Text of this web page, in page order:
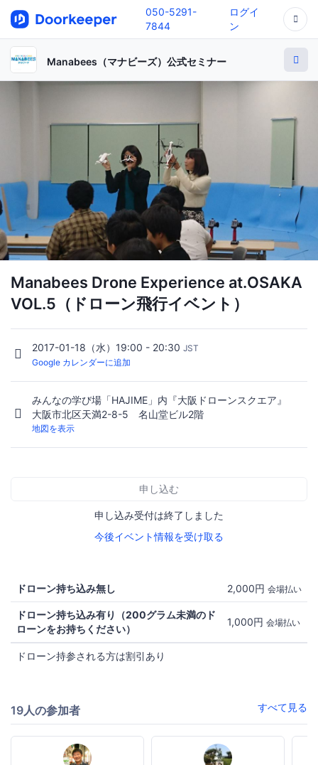
050-5291-
7844
ログイ
ン
Manabees（マナビーズ）公式セミナー
Manabees Drone Experience at.OSAKA
VOL.5（ドローン飛行イベント）
2017-01-18（水）19:00 - 20:30 JST
Google カレンダーに追加
みんなの学び場「HAJIME」内『大阪ドローンスクエア』
大阪市北区天満2-8-5 名山堂ビル2階
地図を表示
申し込む
申し込み受付は終了しました
今後イベント情報を受け取る
ドローン持ち込み無し 2,000円 会場払い
ドローン持ち込み有り（200グラム未満のド
ローンをお持ちください）
1,000円 会場払い
ドローン持参される方は割引あり
19人の参加者 すべて見る